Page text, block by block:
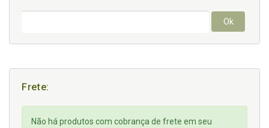
Ok
Frete:
Não há produtos com cobrança de frete em seu